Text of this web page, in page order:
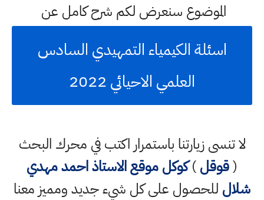
الموضوع سنعرض لكم شرح كامل عن
اسئلة الكيمياء التمهيدي السادس
العلمي الاحيائي 2022
لا تنسى زيارتنا باستمرار اكتب في محرك البحث
(قوقل)كوكلموقع الاستاذ احمد مهدي
شلال للحصول على كل شيء جديد ومميز معنا